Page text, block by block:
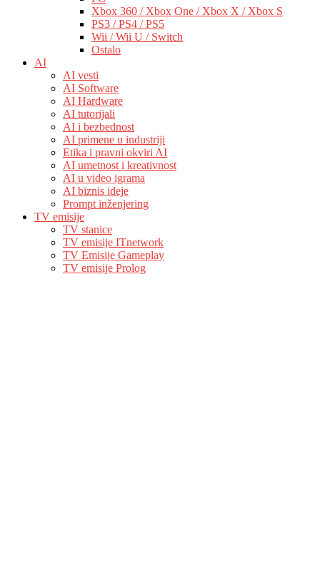
Xbox 360 / Xbox One / Xbox X / Xbox S
PS3 / PS4 / PS5
Wii / Wii U / Switch
Ostalo
AI
AI vesti
AI Software
AI Hardware
AI tutorijali
AI i bezbednost
AI primene u industriji
Etika i pravni okviri AI
AI umetnost i kreativnost
AI u video igrama
AI biznis ideje
Prompt inženjering
TV emisije
TV stanice
TV emisije ITnetwork
TV Emisije Gameplay
TV emisije Prolog